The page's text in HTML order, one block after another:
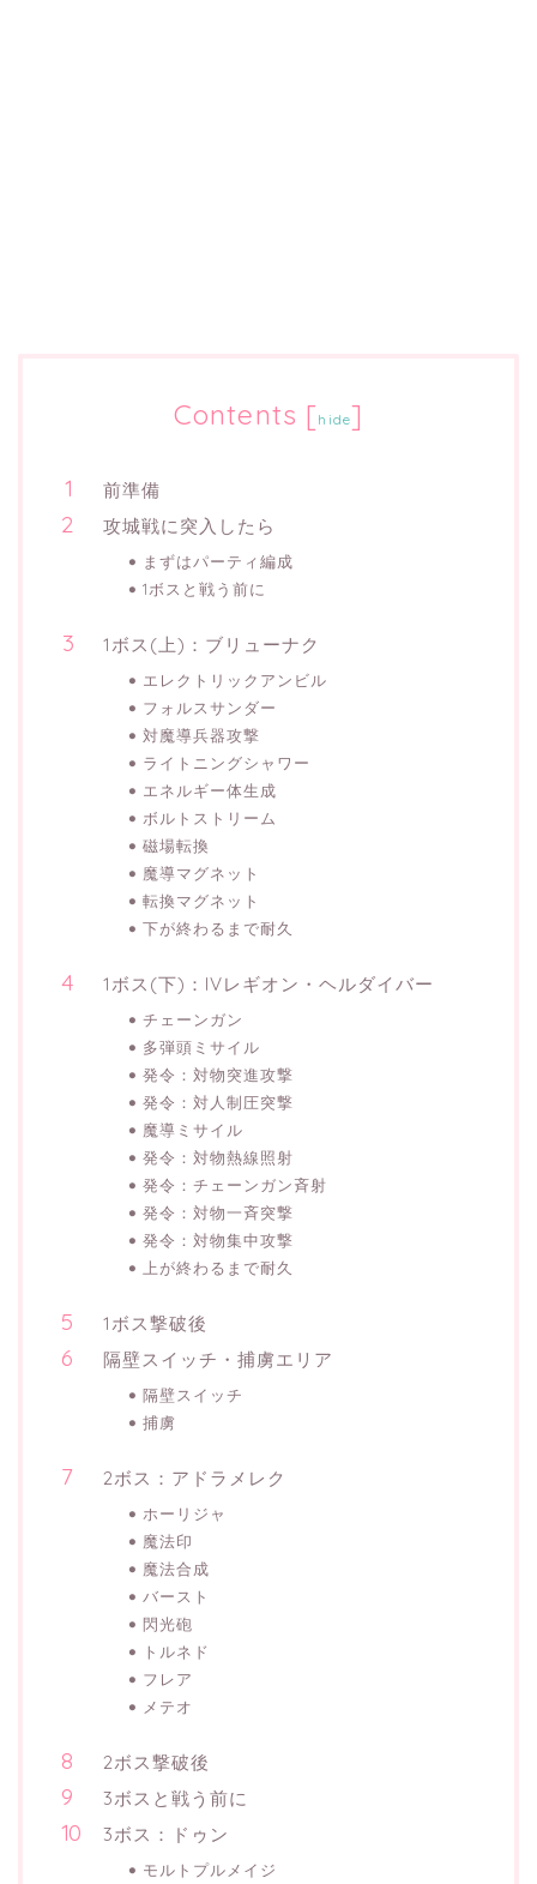
Contents [ hide]
前準備
攻城戦に突入したら
まずはパーティ編成
1ボスと戦う前に
1ボス(上)：ブリューナク
エレクトリックアンビル
フォルスサンダー
対魔導兵器攻撃
ライトニングシャワー
エネルギー体生成
ボルトストリーム
磁場転換
魔導マグネット
転換マグネット
下が終わるまで耐久
1ボス(下)：IVレギオン・ヘルダイバー
チェーンガン
多弾頭ミサイル
発令：対物突進攻撃
発令：対人制圧突撃
魔導ミサイル
発令：対物熱線照射
発令：チェーンガン斉射
発令：対物一斉突撃
発令：対物集中攻撃
上が終わるまで耐久
1ボス撃破後
隔壁スイッチ・捕虜エリア
隔壁スイッチ
捕虜
2ボス：アドラメレク
ホーリジャ
魔法印
魔法合成
バースト
閃光砲
トルネド
フレア
メテオ
2ボス撃破後
3ボスと戦う前に
3ボス：ドゥン
モルトプルメイジ